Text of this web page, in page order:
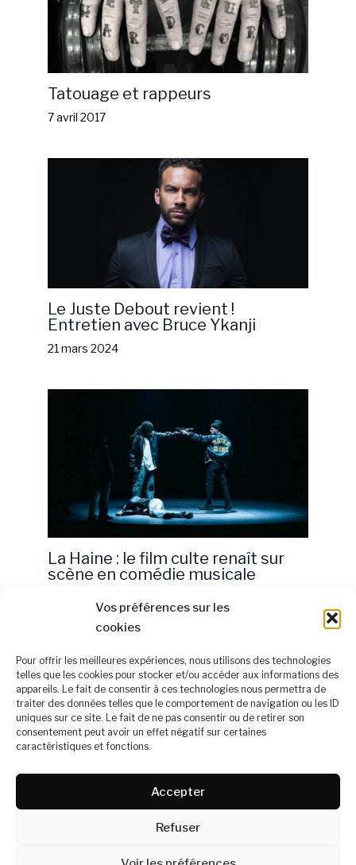
Vos préférences sur les
cookies
Pour offrir les meilleures expériences, nous utilisons des technologies
telles que les cookies pour stocker et/ou accéder aux informations des
appareils. Le fait de consentir à ces technologies nous permettra de
traiter des données telles que le comportement de navigation ou les ID
uniques sur ce site. Le fait de ne pas consentir ou de retirer son
consentement peut avoir un effet négatif sur certaines
caractéristiques et fonctions.
Accepter
Refuser
Tatouage et rappeurs
7 avril 2017
Le Juste Debout revient !
Entretien avec Bruce Ykanji
21 mars 2024
La Haine : le film culte renaît sur
scène en comédie musicale
À propos
Mentions légales
Politique de confidentialité
Contact